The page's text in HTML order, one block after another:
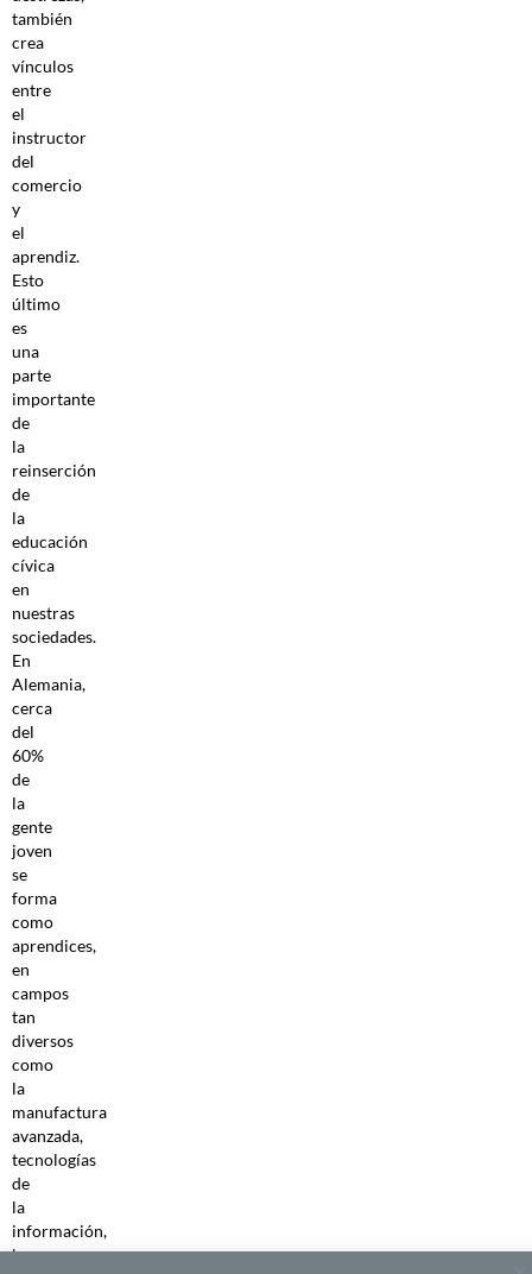
también
crea
vínculos
entre
el
instructor
del
comercio
y
el
aprendiz.
Esto
último
es
una
parte
importante
de
la
reinserción
de
la
educación
cívica
en
nuestras
sociedades.
En
Alemania,
cerca
del
60%
de
la
gente
joven
se
forma
como
aprendices,
en
campos
tan
diversos
como
la
manufactura
avanzada,
tecnologías
de
la
información,
banca